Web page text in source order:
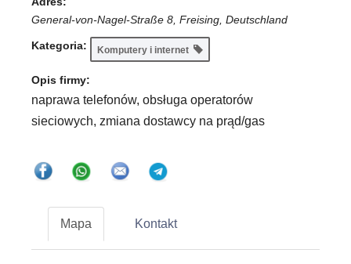
General-von-Nagel-Straße 8, Freising, Deutschland
Kategoria: Komputery i internet
Opis firmy:
naprawa telefonów, obsługa operatorów
sieciowych, zmiana dostawcy na prąd/gas
Mapa Kontakt